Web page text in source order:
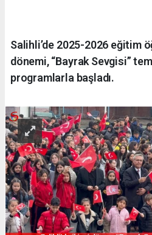
Salihli’de 2025-2026 eğitim
dönemi, “Bayrak Sevgisi”
programlarla başladı.